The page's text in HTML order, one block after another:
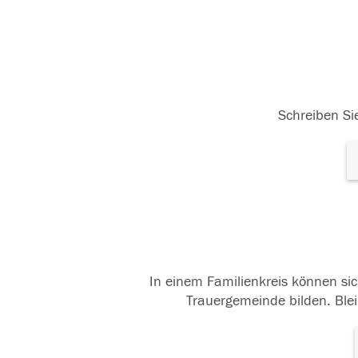
Schreiben
In einem Familienkreis können
Trauergemeinde bilden.